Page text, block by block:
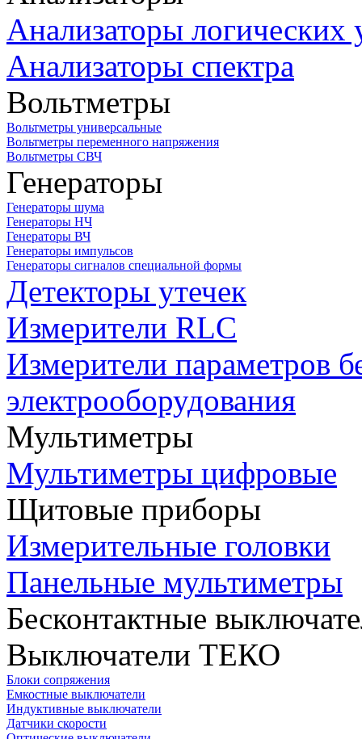
Анализаторы логических
Анализаторы спектра
Вольтметры
Вольтметры универсальные
Вольтметры переменного напряжения
Вольтметры СВЧ
Генераторы
Генераторы шума
Генераторы НЧ
Генераторы ВЧ
Генераторы импульсов
Генераторы сигналов специальной формы
Детекторы утечек
Измерители RLC
Измерители параметров
электрооборудования
Мультиметры
Мультиметры цифровые
Щитовые приборы
Измерительные головки
Панельные мультиметры
Бесконтактные
Выключатели ТЕКО
Блоки сопряжения
Емкостные выключатели
Индуктивные выключатели
Датчики скорости